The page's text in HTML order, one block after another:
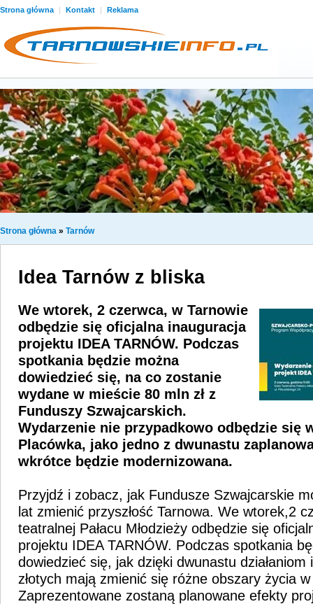
Strona główna | Kontakt | Reklama
Strona główna » Tarnów
Idea Tarnów z bliska
We wtorek, 2 czerwca, w Tarnowie
odbędzie się oficjalna inauguracja
projektu IDEA TARNÓW. Podczas
spotkania będzie można
dowiedzieć się, na co zostanie
wydane w mieście 80 mln zł z
Funduszy Szwajcarskich.
Wydarzenie nie przypadkowo odbędzie się
Placówka, jako jedno z dwunastu
wkrótce będzie modernizowana.
Przyjdź i zobacz, jak Fundusze Szwajcarskie
lat zmienić przyszłość Tarnowa. We wtorek,2
teatralnej Pałacu Młodzieży odbędzie się
projektu IDEA TARNÓW. Podczas spotkania
dowiedzieć się, jak dzięki dwunastu
złotych mają zmienić się różne obszary życia
Zaprezentowane zostaną planowane efekty